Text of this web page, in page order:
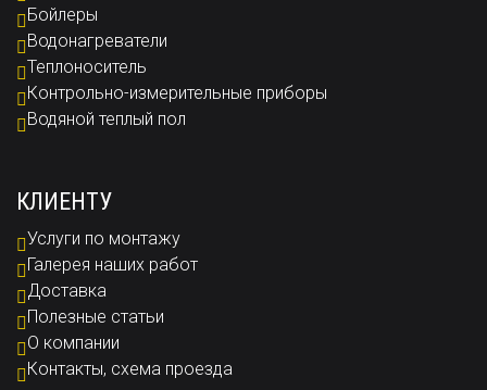
Бойлеры
Водонагреватели
Теплоноситель
Контрольно-измерительные приборы
Водяной теплый пол
КЛИЕНТУ
Услуги по монтажу
Галерея наших работ
Доставка
Полезные статьи
О компании
Контакты, схема проезда